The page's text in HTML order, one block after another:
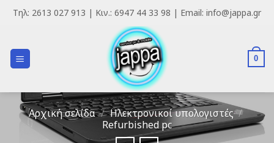
SkipΤηλ: 2613 027 913 | Κιν.: 6947 44 33 98 | Email: info@jappa.gr
0
Αρχική σελίδα / Ηλεκτρονικοί υπολογιστές /
Refurbished pc